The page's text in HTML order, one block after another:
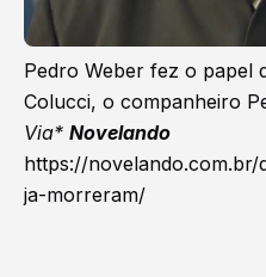
Pedro Weber fez o papel
Colucci, o companheiro
Via* Novelando
https://
ja-morreram/